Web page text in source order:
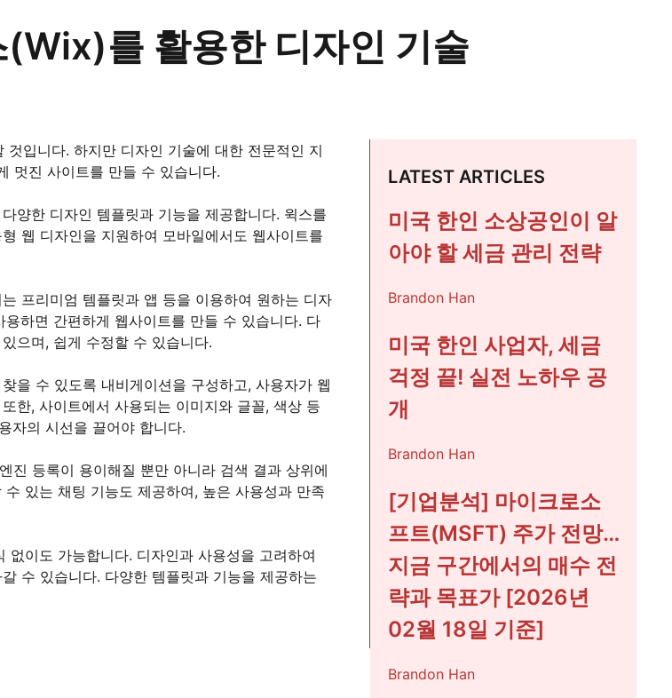
를 활용한 디자인 기술
입니다. 하지만 디자인 기술에 대한 전문적인 지
멋진 사이트를 만들 수 있습니다.
양한 디자인 템플릿과 기능을 제공합니다. 윅스를
웹 디자인을 지원하여 모바일에서도 웹사이트를
프리미엄 템플릿과 앱 등을 이용하여 원하는 디자
하면 간편하게 웹사이트를 만들 수 있습니다. 다
으며, 쉽게 수정할 수 있습니다.
을 수 있도록 내비게이션을 구성하고, 사용자가 웹
한, 사이트에서 사용되는 이미지와 글꼴, 색상 등
자의 시선을 끌어야 합니다.
진 등록이 용이해질 뿐만 아니라 검색 결과 상위에
있는 채팅 기능도 제공하여, 높은 사용성과 만족
이도 가능합니다. 디자인과 사용성을 고려하여
수 있습니다. 다양한 템플릿과 기능을 제공하는
LATEST ARTICLES
미국 한인 소상공인이 알
아야 할 세금 관리 전략
Brandon Han
미국 한인 사업자, 세금
걱정 끝! 실전 노하우 공
개
Brandon Han
[기업분석] 마이크로소
프트(MSFT) 주가 전망…
지금 구간에서의 매수 전
략과 목표가 [2026년
02월 18일 기준]
Brandon Han